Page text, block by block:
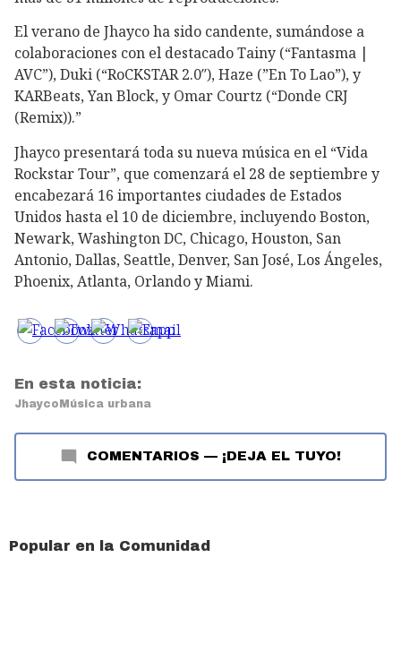
El verano de Jhayco ha sido candente, sumándose a
colaboraciones con el destacado Tainy (“Fantasma |
AVC”), Duki (“RoCKSTAR 2.0″), Haze (”En To Lao”), y
KARBeats, Yan Block, y Omar Courtz (“Donde CRJ
(Remix)).”
Jhayco presentará toda su nueva música en el “Vida
Rockstar Tour”, que comenzará el 28 de septiembre y
encabezará 16 importantes ciudades de Estados
Unidos hasta el 10 de diciembre, incluyendo Boston,
Newark, Washington DC, Chicago, Houston, San
Antonio, Dallas, Seattle, Denver, San José, Los Ángeles,
Phoenix, Atlanta, Orlando y Miami.
En esta noticia:
Jhayco Música urbana
COMENTARIOS — ¡DEJA EL TUYO!
Popular en la Comunidad